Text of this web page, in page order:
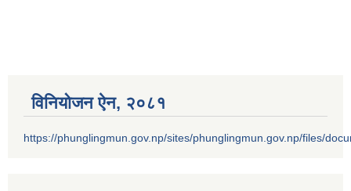
विनियोजन ऐन‚ २०८१
https://phunglingmun.gov.np/sites/phunglingmun.gov.np/files/